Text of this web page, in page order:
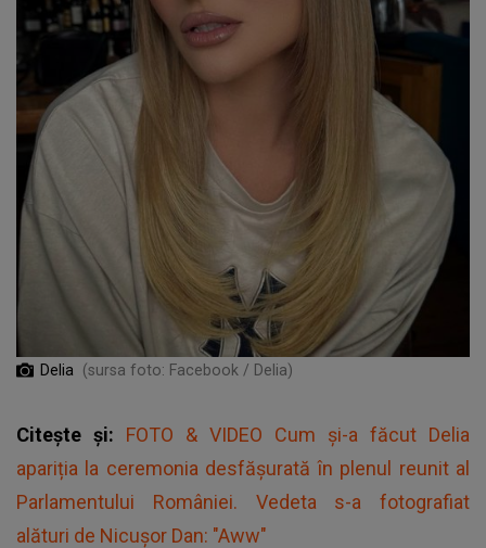
Delia (sursa foto: Facebook / Delia)
Citește și: FOTO & VIDEO Cum și-a făcut Delia
apariția la ceremonia desfășurată în plenul reunit al
Parlamentului României. Vedeta s-a fotografiat
alături de Nicuşor Dan: "Aww"